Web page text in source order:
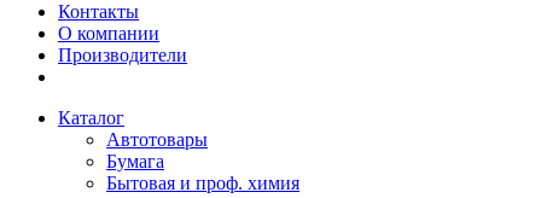
Контакты
О компании
Производители
Каталог
Автотовары
Бумага
Бытовая и проф. химия